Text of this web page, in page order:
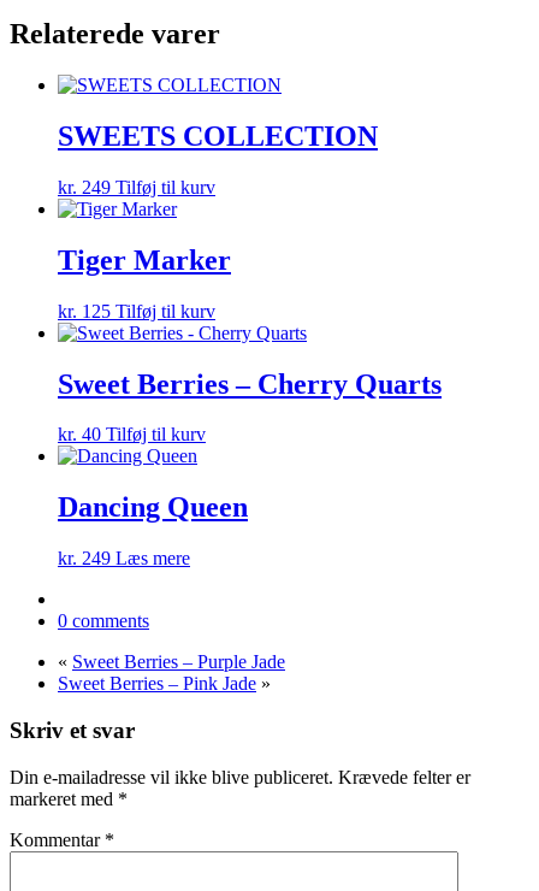
Relaterede varer
SWEETS COLLECTION
kr. 249 Tilføj til kurv
Tiger Marker
kr. 125 Tilføj til kurv
Sweet Berries – Cherry Quarts
kr. 40 Tilføj til kurv
Dancing Queen
kr. 249 Læs mere
0 comments
« Sweet Berries – Purple Jade
Sweet Berries – Pink Jade »
Skriv et svar
Din e-mailadresse vil ikke blive publiceret. Krævede felter er
markeret med *
Kommentar *